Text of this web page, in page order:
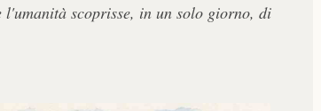
scoprisse, in un solo giorno, di